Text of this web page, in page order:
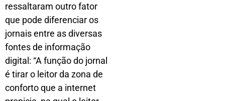
ressaltaram outro fator
que pode diferenciar os
jornais entre as diversas
fontes de informação
digital: “A função do jornal
é tirar o leitor da zona de
conforto que a internet